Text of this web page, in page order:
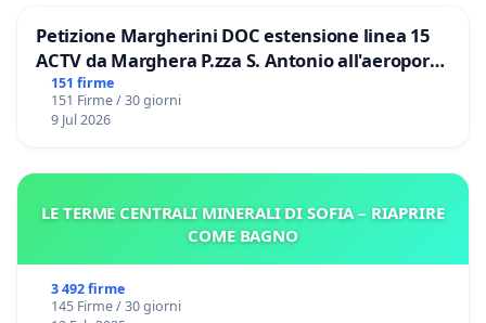
Petizione Margherini DOC estensione linea 15
ACTV da Marghera P.zza S. Antonio all'aeroporto
Marco Polo tariffa a € 1,50
151 firme
151 Firme / 30 giorni
9 Jul 2026
LE TERME CENTRALI MINERALI DI SOFIA – RIAPRIRE
COME BAGNO
3 492 firme
145 Firme / 30 giorni